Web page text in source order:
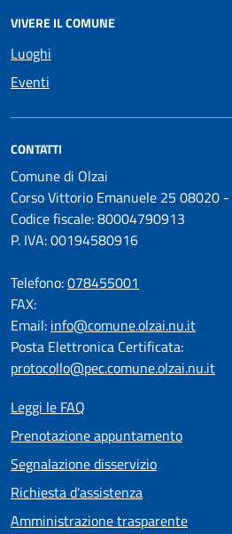
VIVERE IL COMUNE
Luoghi
Eventi
CONTATTI
Comune di Olzai
Corso Vittorio Emanuele 25 08020 -
Codice fiscale: 80004790913
P. IVA: 00194580916
Telefono:078455001
FAX:
Email: info@comune.olzai.nu.it
Posta Elettronica Certificata:
protocollo@pec.comune.olzai.nu.it
Leggi le FAQ
Prenotazione appuntamento
Segnalazione disservizio
Richiesta d'assistenza
Amministrazione trasparente